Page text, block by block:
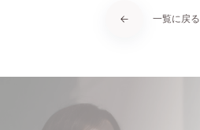
一覧に戻る